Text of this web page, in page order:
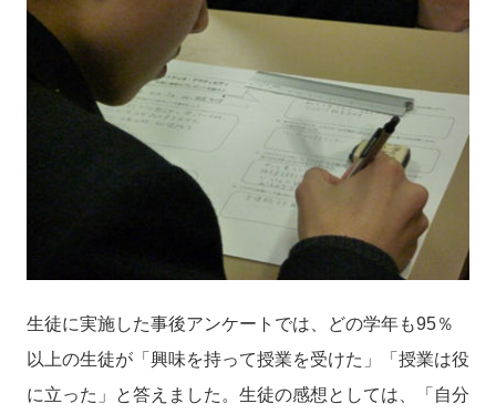
生徒に実施した事後アンケートでは、どの学年も95％
以上の生徒が「興味を持って授業を受けた」「授業は役
に立った」と答えました。生徒の感想としては、「自分